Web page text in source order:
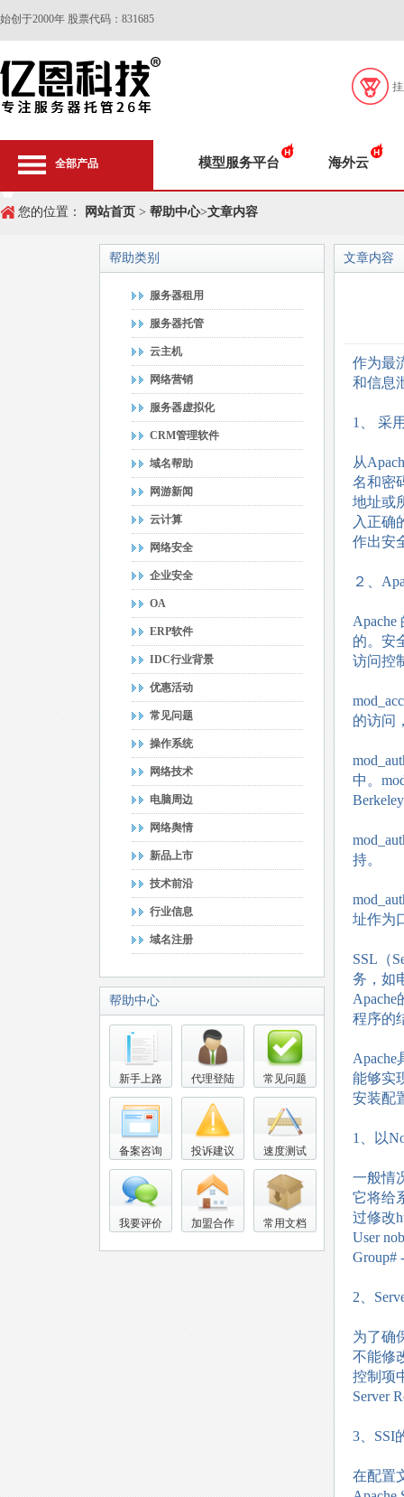
始创于2000年 股票代码：831685
全部产品 模型服务平台 海外云
您的位置： 网站首页 > 帮助中心>文章内容
帮助类别
服务器租用
服务器托管
云主机
网络营销
服务器虚拟化
CRM管理软件
域名帮助
网游新闻
云计算
网络安全
企业安全
OA
ERP软件
IDC行业背景
优惠活动
常见问题
操作系统
网络技术
电脑周边
网络舆情
新品上市
技术前沿
行业信息
域名注册
帮助中心
新手上路 代理登陆 常见问题
备案咨询 投诉建议 速度测试
我要评价 加盟合作 常用文档
文章内容
作为最
和信息
1、 采
从
名和密
地址或
入正确
作出安
２、
的。安
访问控
的访问
中。
持。
址作为
SSL（
务，如
程序的
能够实
安装配
1、以
一般情
它将给
过修改
User
Group#
2、
为了确
不能修
控制项
Server
3、SSI
在配置